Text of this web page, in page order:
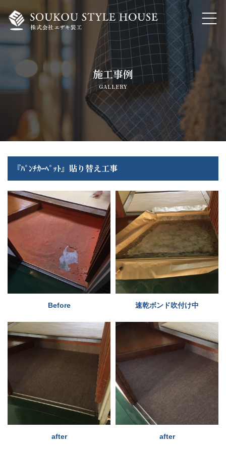
私たちの想いと大事にしていること
家づくりのこだわり・自然素材でつくる注文住宅
トランスフォーム・リノベーション
会社概要
プライバシーポリシー
お問い合わせ
資料請求
お知らせ
施工事例
ブログ
施工事例
GALLERY
『ﾊﾟﾝﾁｶｰﾍﾟｯﾄ』貼り替え工事
Before 速乾ボンド吹付け中
after after